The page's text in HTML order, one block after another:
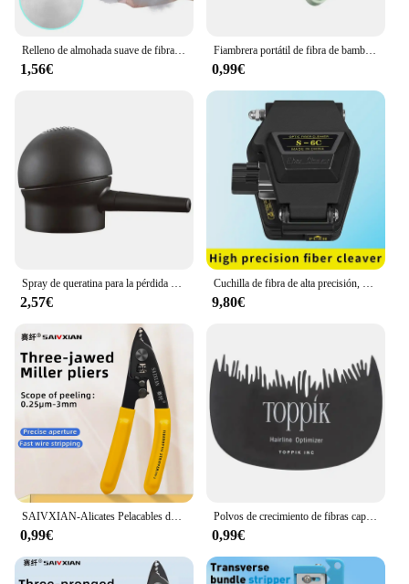
Relleno de almohada suave de fibra de poliéster de primera calidad, relleno para animales de peluche, juguetes, decoraciones en la nube, fibra similar al plumón EPE, 100g, 500g, 1000g
1,56€
Fiambrera portátil de fibra de bambú, fiambrera para pan, contenedores sellables, 1 piezas
0,99€
Spray de queratina para la pérdida del cabello, polvos de crecimiento instantáneo, mejor corrector, 27,5g
2,57€
Cuchilla de fibra de alta precisión, cuchillo de corte de Cable de fibra óptica FTTT, cortador de 16 hojas de superficie, color negro S-6C
9,80€
0,99€
Polvos de crecimiento de fibras capilares para hombres, aplicador de queratina, bomba de pulverización de fibra de construcción de cabello, herramienta de belleza para el crecimiento del cabello
0,99€